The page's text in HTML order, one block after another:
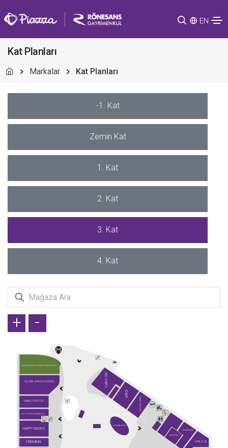
EN
Kat Planları
Markalar Kat Planları
-1. Kat
Zemin Kat
1. Kat
2. Kat
3. Kat
4. Kat
BIG CHEFS
CARL'S JR.
CREMMA
D&R
DANILO'S PİZZA
HAPPY MOON'S HD İSKENDER
NIYOKKI
PARIBU CINEVERSE
STARBUCKS
GLORIA JEAN'S COFFEES
PIAZZA PARK KONUT SATIŞ OFİSİ
ROO COFFEE & BAKERY ETC.
+ -